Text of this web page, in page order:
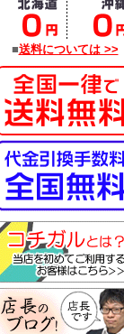
■送料については >>